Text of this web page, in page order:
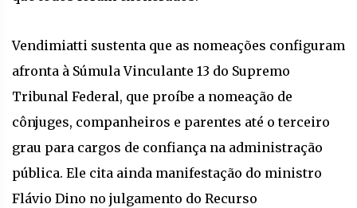
Vendimiatti sustenta que as nomeações configuram
afronta à Súmula Vinculante 13 do Supremo
Tribunal Federal, que proíbe a nomeação de
cônjuges, companheiros e parentes até o terceiro
grau para cargos de confiança na administração
pública. Ele cita ainda manifestação do ministro
Flávio Dino no julgamento do Recurso